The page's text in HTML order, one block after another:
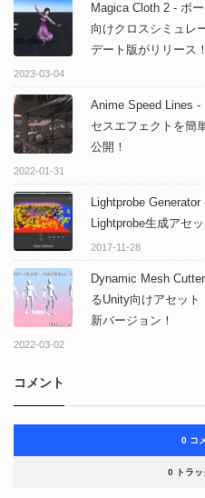
Magica Cloth 2 - ボ
向けクロスシミュレ
デート版がリリース！
2023-03-04
Anime Speed Lines -
セスエフェクトを簡
公開！
2022-01-31
Lightprobe
Lightprobe生成アセッ
2017-11-28
Dynamic Mesh
るUnity向けアセッ
新バージョン！
2022-03-02
コメント
0 コ
0 トラッ